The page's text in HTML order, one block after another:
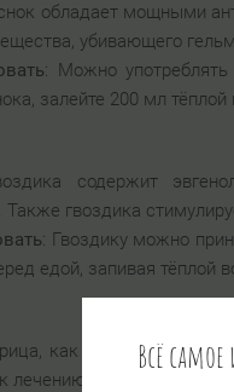
обладает мощными
убивающего
: Можно
залейте 200 мл
содержит
гвоздика
: Гвоздику можно
едой, запивая тёплой
как и гвоздика,
лечению гельминтозов.
Всё самое